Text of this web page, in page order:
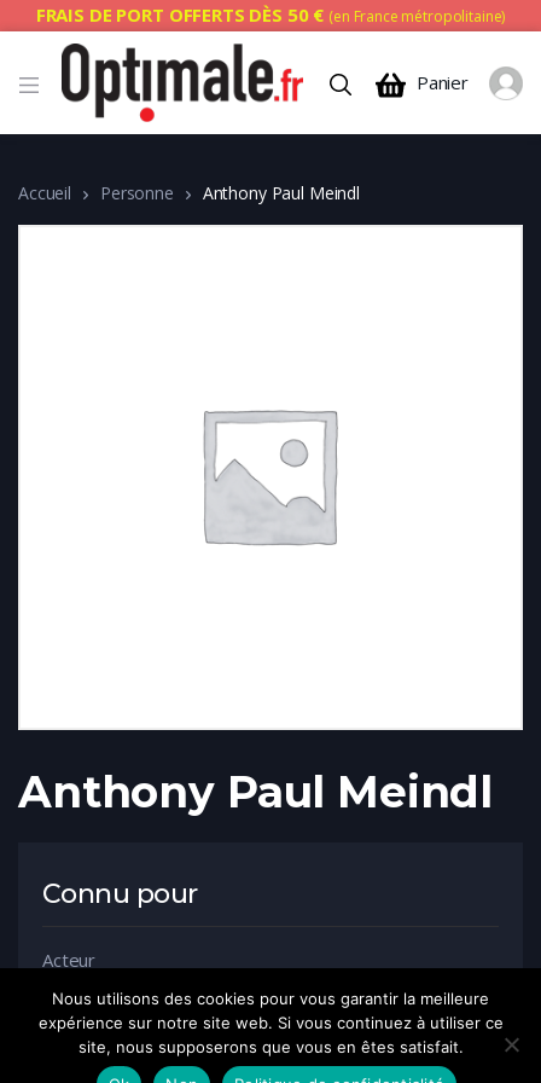
FRAIS DE PORT OFFERTS DÈS 50 € (en France métropolitaine)
Panier
Accueil Personne Anthony Paul Meindl
Anthony Paul Meindl
Connu pour
Acteur
Nous utilisons des cookies pour vous garantir la meilleure
expérience sur notre site web. Si vous continuez à utiliser ce
site, nous supposerons que vous en êtes satisfait.